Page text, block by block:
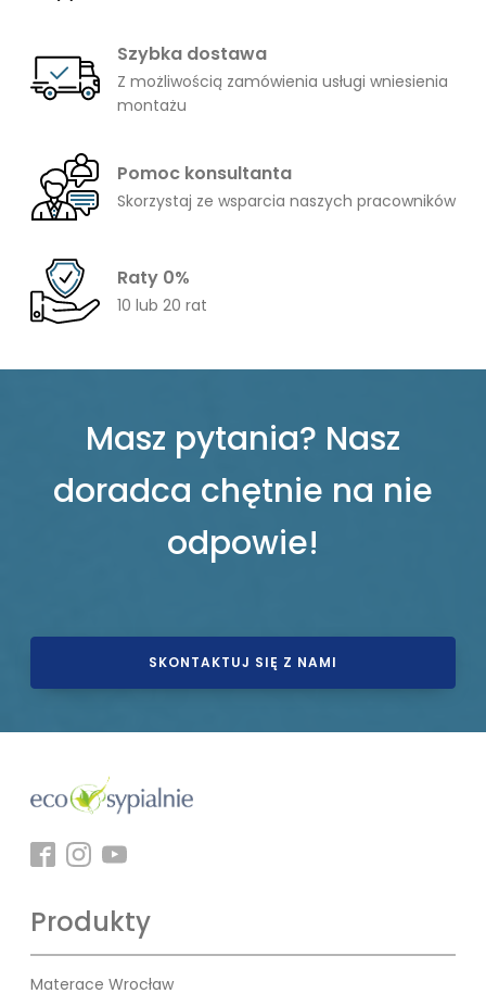
Szybka dostawa
Z możliwością zamówienia usługi wniesienia
montażu
Pomoc konsultanta
Skorzystaj ze wsparcia naszych pracowników
Raty 0%
10 lub 20 rat
Masz pytania? Nasz
doradca chętnie na nie
odpowie!
SKONTAKTUJ SIĘ Z NAMI
Produkty
Materace Wrocław